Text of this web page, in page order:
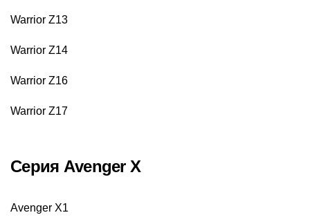
Warrior Z13
Warrior Z14
Warrior Z16
Warrior Z17
Серия Аvenger X
Аvenger X1